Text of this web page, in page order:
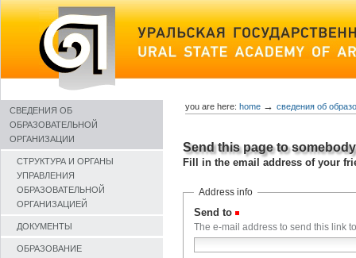
Skip
to
СВЕДЕНИЯ ОБ
ОБРАЗОВАТЕЛЬНОЙ
ОРГАНИЗАЦИИ
СТРУКТУРА И ОРГАНЫ
УПРАВЛЕНИЯ
ОБРАЗОВАТЕЛЬНОЙ
ОРГАНИЗАЦИЕЙ
ДОКУМЕНТЫ
ОБРАЗОВАНИЕ
you are here: home → сведения об
Send this page to somebody
Fill in the email address of your
Address info
Send to
The e-mail address to send this link